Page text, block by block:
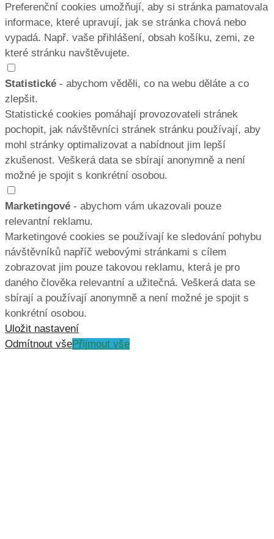
Preferenční cookies umožňují, aby si stránka pamatovala
informace, které upravují, jak se stránka chová nebo
vypadá. Např. vaše přihlášení, obsah košíku, zemi, ze
které stránku navštěvujete.
Statistické - abychom věděli, co na webu děláte a co
zlepšit.
Statistické cookies pomáhají provozovateli stránek
pochopit, jak návštěvníci stránek stránku používají, aby
mohl stránky optimalizovat a nabídnout jim lepší
zkušenost. Veškerá data se sbírají anonymně a není
možné je spojit s konkrétní osobou.
Marketingové - abychom vám ukazovali pouze
relevantní reklamu.
Marketingové cookies se používají ke sledování pohybu
návštěvníků napříč webovými stránkami s cílem
zobrazovat jim pouze takovou reklamu, která je pro
daného člověka relevantní a užitečná. Veškerá data se
sbírají a používají anonymně a není možné je spojit s
konkrétní osobou.
Uložit nastavení
Odmítnout všePřijmout vše